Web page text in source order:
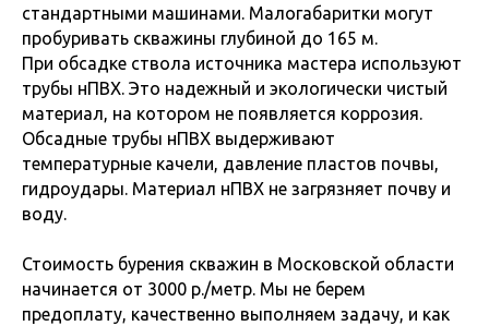
стандартными машинами. Малогабаритки могут
пробуривать скважины глубиной до 165 м.
При обсадке ствола источника мастера используют
трубы нПВХ. Это надежный и экологически чистый
материал, на котором не появляется коррозия.
Обсадные трубы нПВХ выдерживают
температурные качели, давление пластов почвы,
гидроудары. Материал нПВХ не загрязняет почву и
воду.
Стоимость бурения скважин в Московской области
начинается от 3000 р./метр. Мы не берем
предоплату, качественно выполняем задачу, и как